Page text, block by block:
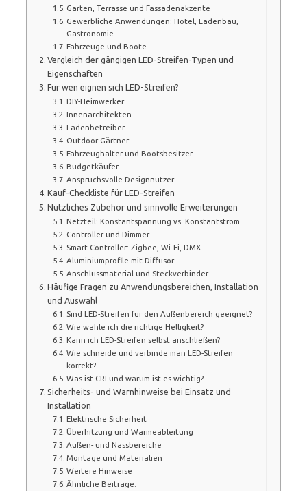
Garten, Terrasse und Fassadenakzente
Gewerbliche Anwendungen: Hotel, Ladenbau,
Gastronomie
Fahrzeuge und Boote
Vergleich der gängigen LED-Streifen-Typen und
Eigenschaften
Für wen eignen sich LED-Streifen?
DIY-Heimwerker
Innenarchitekten
Ladenbetreiber
Outdoor-Gärtner
Fahrzeughalter und Bootsbesitzer
Budgetkäufer
Anspruchsvolle Designnutzer
Kauf-Checkliste für LED-Streifen
Nützliches Zubehör und sinnvolle Erweiterungen
Netzteil: Konstantspannung vs. Konstantstrom
Controller und Dimmer
Smart-Controller: Zigbee, Wi‑Fi, DMX
Aluminiumprofile mit Diffusor
Anschlussmaterial und Steckverbinder
Häufige Fragen zu Anwendungsbereichen, Installation
und Auswahl
Sind LED-Streifen für den Außenbereich geeignet?
Wie wähle ich die richtige Helligkeit?
Kann ich LED-Streifen selbst anschließen?
Wie schneide und verbinde man LED-Streifen
korrekt?
Was ist CRI und warum ist es wichtig?
Sicherheits- und Warnhinweise bei Einsatz und
Installation
Elektrische Sicherheit
Überhitzung und Wärmeableitung
Außen- und Nassbereiche
Montage und Materialien
Weitere Hinweise
Ähnliche Beiträge: